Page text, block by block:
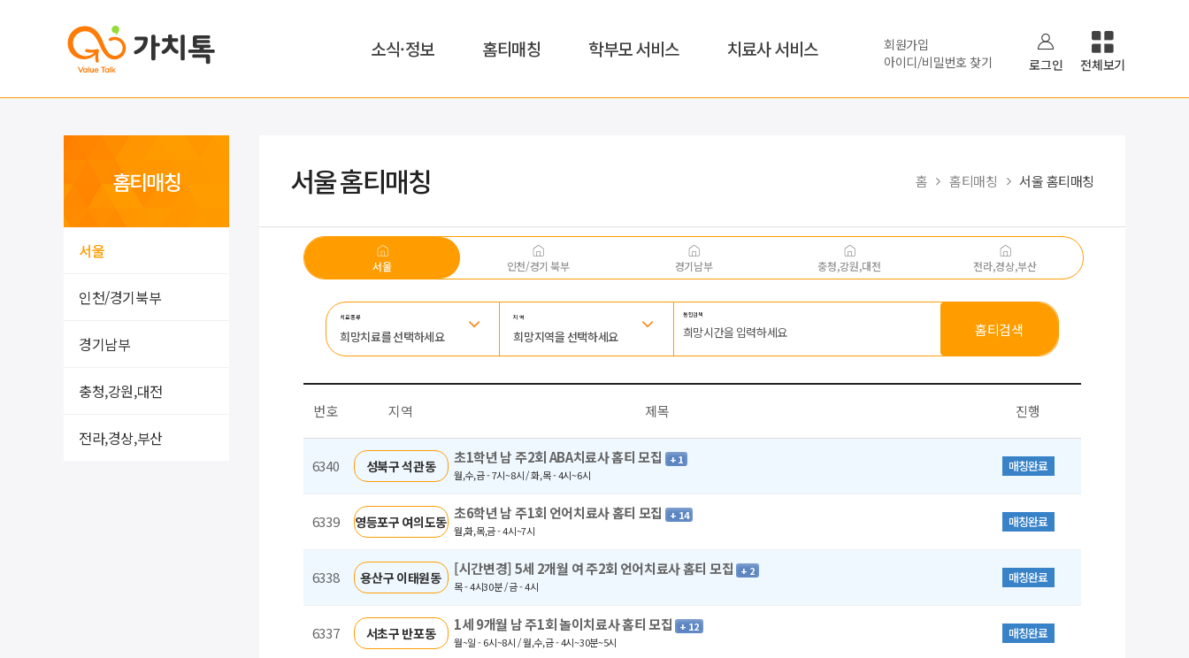
소식·정보 홈티매칭 학부모 서비스 치료사 서비스
회원가입
아이디/비밀번호 찾기
로그인 전체보기
홈티매칭
서울
인천/경기북부
경기남부
충청,강원,대전
전라,경상,부산
서울 홈티매칭 홈 홈티매칭 서울 홈티매칭
서울 인천/경기 북부 경기남부 충청,강원,대전 전라,경상,부산
치료종류
희망치료를 선택하세요
지 역
희망지역을 선택하세요
통합검색
번호 지역 제목 진행
6340 성북구 석관동 초1학년 남 주2회 ABA치료사 홈티 모집
+ 1
월,수,금 - 7시~8시 / 화,목 - 4시~6시
매칭완료
6339 영등포구 여의도동 초6학년 남 주1회 언어치료사 홈티 모집
+ 14
월,화,목,금 - 4시~7시
매칭완료
6338 용산구 이태원동 [시간변경] 5세 2개월 여 주2회 언어치료사 홈티 모집
+ 2
목 - 4시30분 / 금 - 4시
매칭완료
6337 서초구 반포동 1세 9개월 남 주1회 놀이치료사 홈티 모집 + 12
월~일 - 6시~8시 / 월,수,금 - 4시~30분~5시
매칭완료